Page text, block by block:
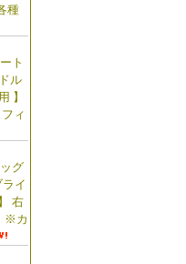
種
ト
ル
】
ィ
グ
イ
右
※カ